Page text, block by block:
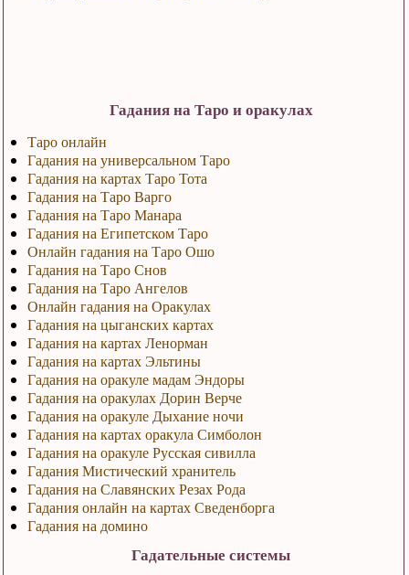
Гадания на Таро и оракулах
Таро онлайн
Гадания на универсальном Таро
Гадания на картах Таро Тота
Гадания на Таро Варго
Гадания на Таро Манара
Гадания на Египетском Таро
Онлайн гадания на Таро Ошо
Гадания на Таро Снов
Гадания на Таро Ангелов
Онлайн гадания на Оракулах
Гадания на цыганских картах
Гадания на картах Ленорман
Гадания на картах Эльтины
Гадания на оракуле мадам Эндоры
Гадания на оракулах Дорин Верче
Гадания на оракуле Дыхание ночи
Гадания на картах оракула Симболон
Гадания на оракуле Русская сивилла
Гадания Мистический хранитель
Гадания на Славянских Резах Рода
Гадания онлайн на картах Сведенборга
Гадания на домино
Гадательные системы